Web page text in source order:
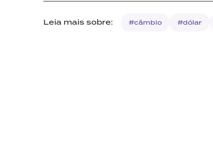
Leia mais sobre: #câmbio #dólar